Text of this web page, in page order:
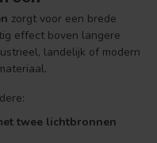
zorgt voor een brede
effect boven langere
landelijk of modern
twee lichtbronnen